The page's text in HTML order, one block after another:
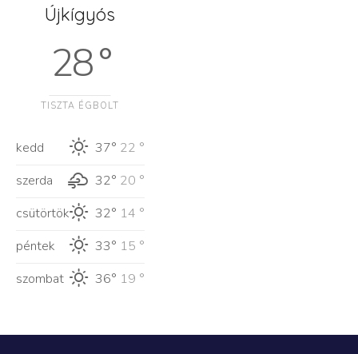
Újkígyós
28 °
TISZTA ÉGBOLT
kedd 37° 22 °
szerda
32° 20 °
csütörtök
32° 14 °
péntek
33° 15 °
szombat
36° 19 °